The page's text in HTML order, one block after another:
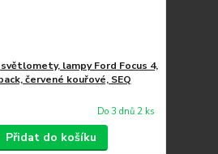
lampy Ford Focus 4,
červené kouřové, SEQ
Do 3 dnů 2 ks
Přidat do košíku